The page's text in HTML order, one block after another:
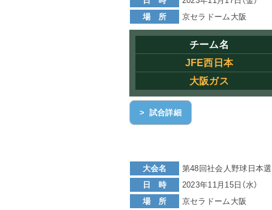
場 所
京セラドーム大阪
チーム名
JFE西日本
大阪ガス
> 試合詳細
大会名
第48回社会人野球日本
日 時
2023年11月15日（水）
場 所
京セラドーム大阪